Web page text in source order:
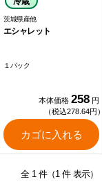
茨城県産他
エシャレット
１パック
本体価格 258 円
（税込278.64円）
カゴに入れる
全 1 件（1 件 表示）